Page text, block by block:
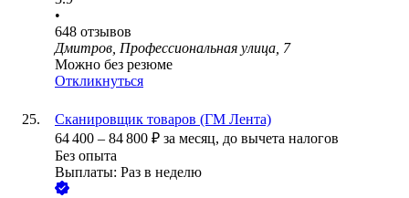
•
648 отзывов
Дмитров, Профессиональная улица, 7
Можно без резюме
Откликнуться
Сканировщик товаров (ГМ Лента)
64 400 – 84 800 ₽ за месяц, до вычета налогов
Без опыта
Выплаты: Раз в неделю